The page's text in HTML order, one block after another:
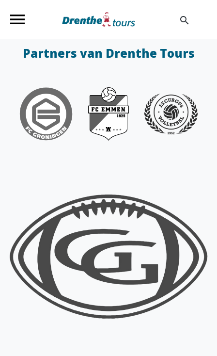
menu search
Partners van Drenthe Tours